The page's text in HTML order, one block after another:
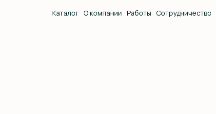
Каталог О компании Работы Сотрудничество